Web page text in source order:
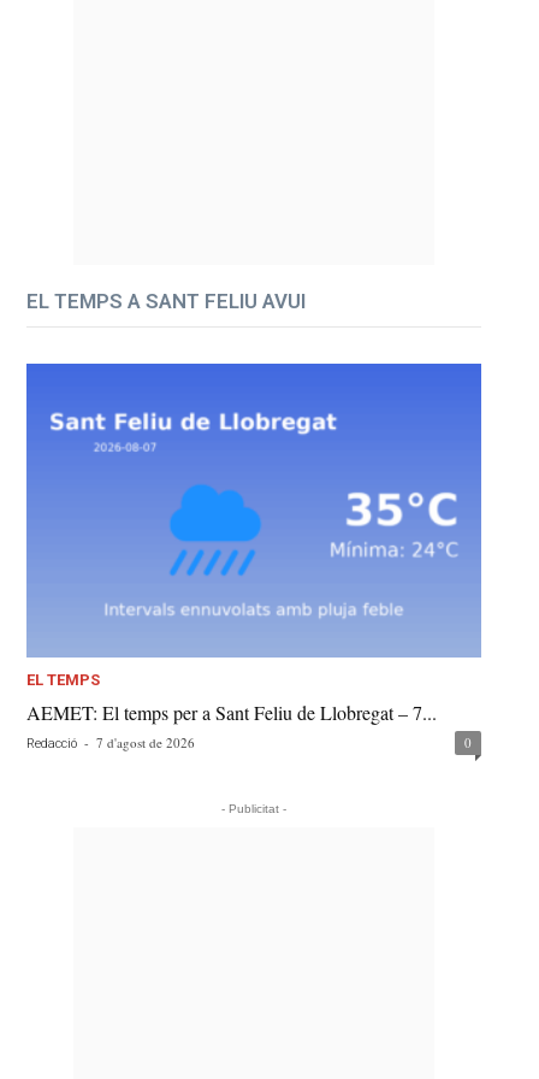
EL TEMPS A SANT FELIU AVUI
EL TEMPS
AEMET: El temps per a Sant Feliu de Llobregat – 7...
Redacció - 7 d'agost de 2026 0
- Publicitat -